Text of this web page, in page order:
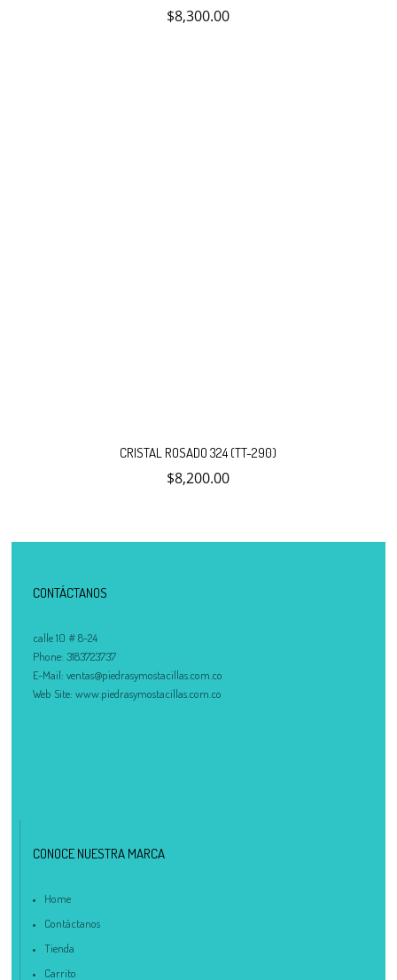
$8,300.00
CRISTAL ROSADO 324 (TT-290)
$8,200.00
CONTÁCTANOS
calle 10 # 8-24
Phone: 3183723737
E-Mail: ventas@piedrasymostacillas.com.co
Web Site: www.piedrasymostacillas.com.co
CONOCE NUESTRA MARCA
Home
Contáctanos
Tienda
Carrito